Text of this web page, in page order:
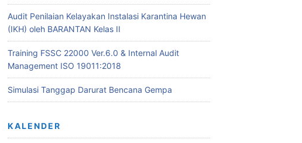
Audit Penilaian Kelayakan Instalasi Karantina Hewan
(IKH) oleh BARANTAN Kelas II
Training FSSC 22000 Ver.6.0 & Internal Audit
Management ISO 19011:2018
Simulasi Tanggap Darurat Bencana Gempa
KALENDER